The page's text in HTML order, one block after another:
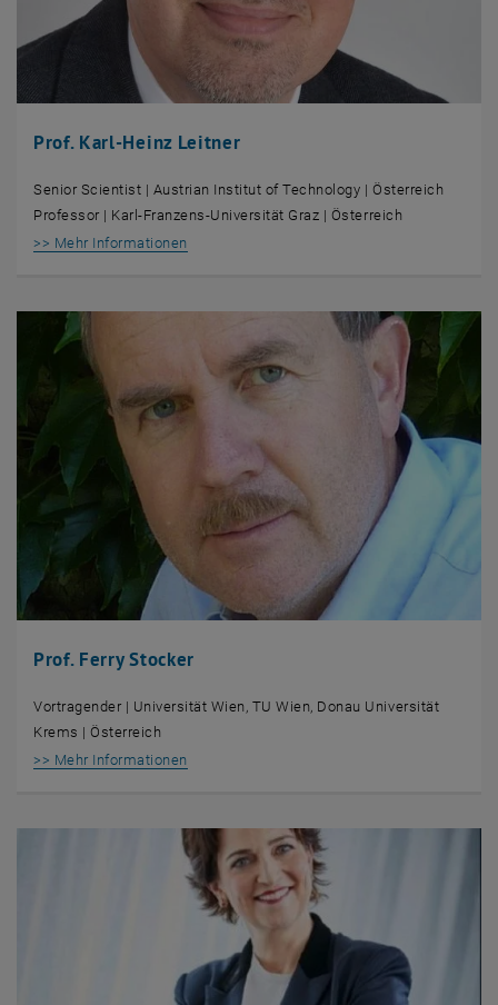
Prof. Karl-Heinz Leitner
Senior Scientist | Austrian Institut of Technology | Österreich
Professor | Karl-Franzens-Universität Graz | Österreich
>> Mehr Informationen
Prof. Ferry Stocker
Vortragender | Universität Wien, TU Wien, Donau Universität
Krems | Österreich
>> Mehr Informationen